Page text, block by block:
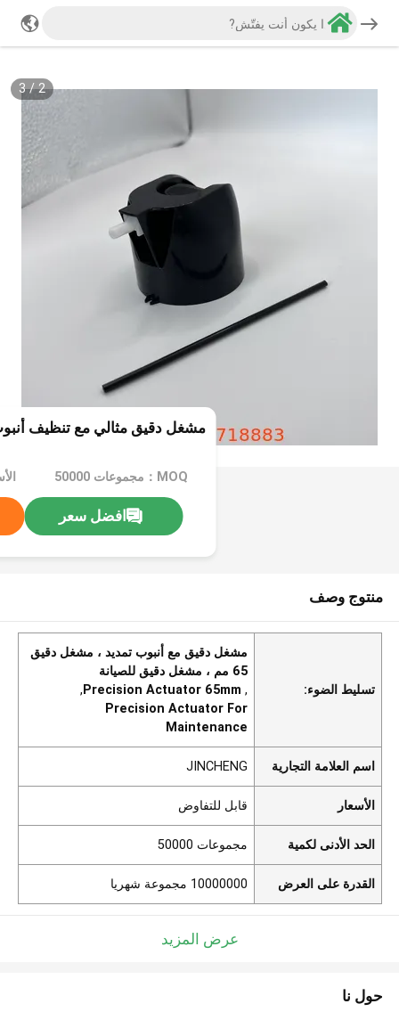
2
/
3
مشغل دقيق مثالي مع تنظيف
MOQ：مجموعات 50000
افضل سعر
منتوج وصف
تسليط الضوء:
مشغل دقيق مع أنبوب تمديد ، مشغل دقيق
65 مم ، مشغل دقيق للصيانة
,
Precision Actuator 65mm
,
Precision Actuator For
Maintenance
اسم العلامة التجارية JINCHENG
الأسعار قابل للتفاوض
الحد الأدنى لكمية مجموعات 50000
القدرة على العرض 10000000 مجموعة شهريا
عرض المزيد
حول نا